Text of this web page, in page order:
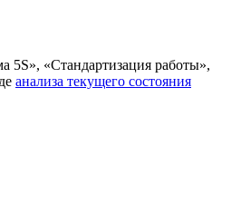
5S», «Стандартизация работы»,
анализа текущего состояния